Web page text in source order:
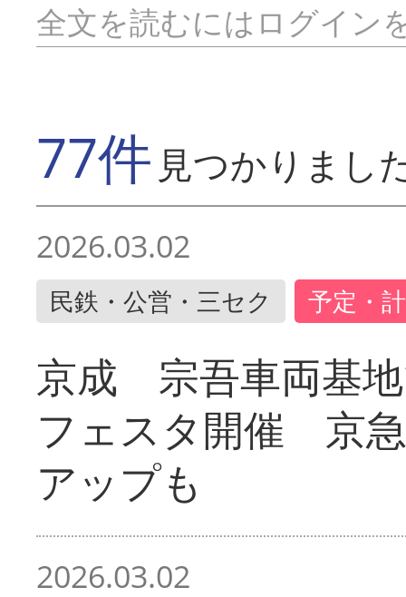
全文を読むにはログイン
77件 見つかりまし
2026.03.02
民鉄・公営・三セク 予定・
京成 宗吾車両基
フェスタ開催 京
アップも
2026.03.02